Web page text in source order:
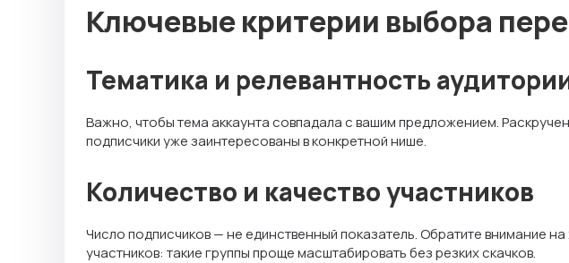
Ключевые критерии выбора
Тематика и релевантность
Важно, чтобы тема аккаунта совпадала с вашим предложением.
подписчики уже заинтересованы в конкретной нише.
Количество и качество участников
Число подписчиков — не единственный показатель. Обратите внимание
участников: такие группы проще масштабировать без резких скачков.